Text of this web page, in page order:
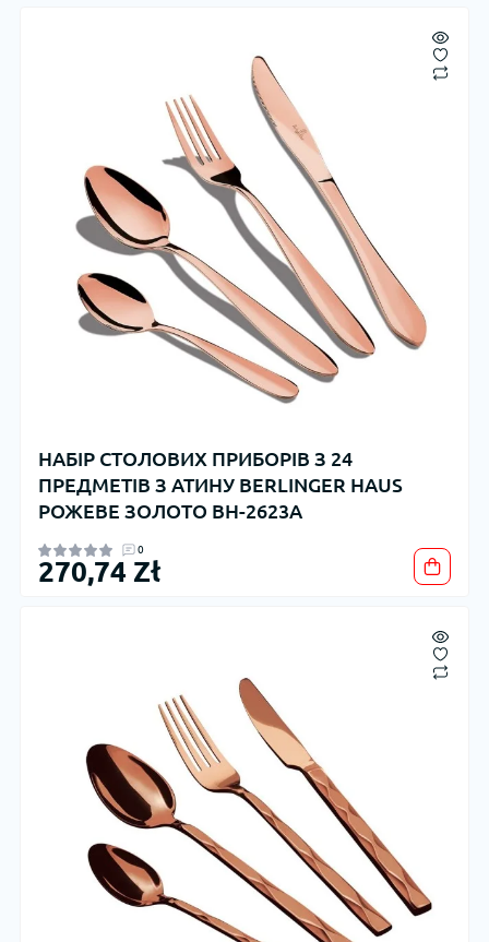
НАБІР СТОЛОВИХ ПРИБОРІВ З 24
ПРЕДМЕТІВ З АТИНУ BERLINGER HAUS
РОЖЕВЕ ЗОЛОТО BH-2623A
0
270,74 Zł